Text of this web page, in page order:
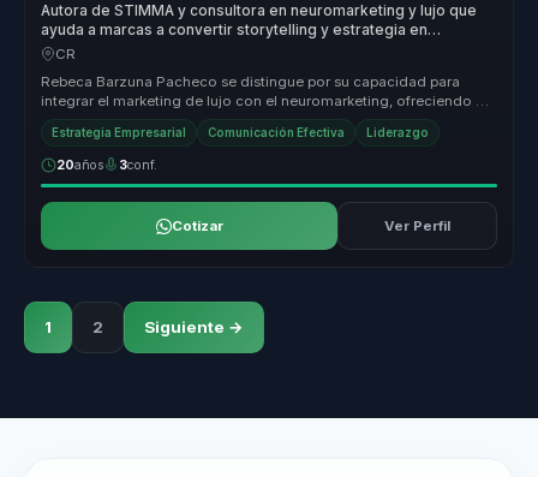
Autora de STIMMA y consultora en neuromarketing y lujo que
ayuda a marcas a convertir storytelling y estrategia en
posicionamiento y ventaja competitiva.
CR
Rebeca Barzuna Pacheco se distingue por su capacidad para
integrar el marketing de lujo con el neuromarketing, ofreciendo un
enfoque únic...
Estrategia Empresarial Comunicación Efectiva Liderazgo
20años 3conf.
Cotizar Ver Perfil
1 2 Siguiente →